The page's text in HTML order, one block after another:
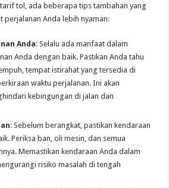
tol, ada beberapa tips tambahan yang
perjalanan Anda lebih nyaman:
Anda: Selalu ada manfaat dalam
Anda dengan baik. Pastikan Anda tahu
tempat istirahat yang tersedia di
waktu perjalanan. Ini akan
kebingungan di jalan dan
: Sebelum berangkat, pastikan kendaraan
Periksa ban, oli mesin, dan semua
Memastikan kendaraan Anda dalam
risiko masalah di tengah